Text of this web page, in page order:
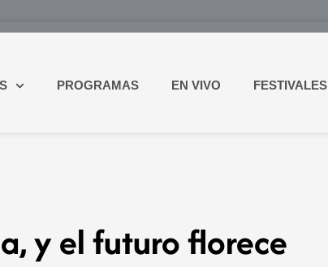
PROGRAMAS EN VIVO FESTIVALES
y el futuro florece